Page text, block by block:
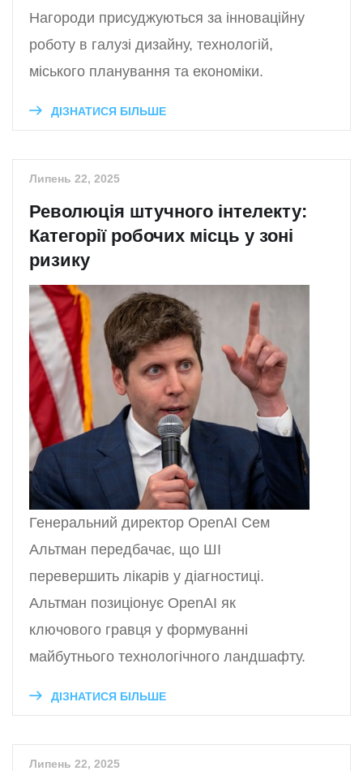
Нагороди присуджуються за інноваційну
роботу в галузі дизайну, технологій,
міського планування та економіки.
ДІЗНАТИСЯ БІЛЬШЕ
Липень 22, 2025
Революція штучного інтелекту:
Категорії робочих місць у зоні
ризику
Генеральний директор OpenAI Сем
Альтман передбачає, що ШІ
перевершить лікарів у діагностиці.
Альтман позиціонує OpenAI як
ключового гравця у формуванні
майбутнього технологічного ландшафту.
ДІЗНАТИСЯ БІЛЬШЕ
Липень 22, 2025